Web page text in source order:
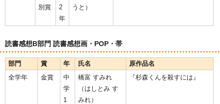
別賞
2
年
うと）
読書感想B部門 読書感想画・POP・帯
部門 賞 年 氏名
原作品名
全学年
金賞
中
学
1
橋富 すみれ
（はしとみ す
みれ）
『杉森くんを殺すには』